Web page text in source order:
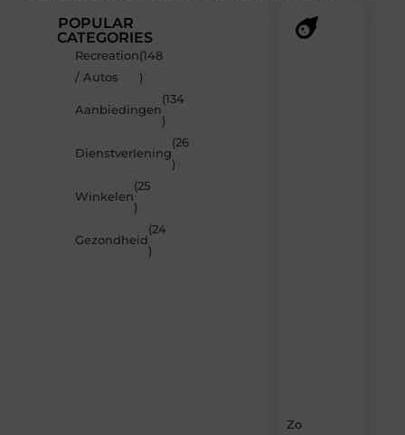
POPULAR
CATEGORIES
Recreation
/ Autos
(148
)
Aanbiedingen
(134
)
Dienstverlening
(26
)
Winkelen
(25
)
Gezondheid
(24
)
Zo